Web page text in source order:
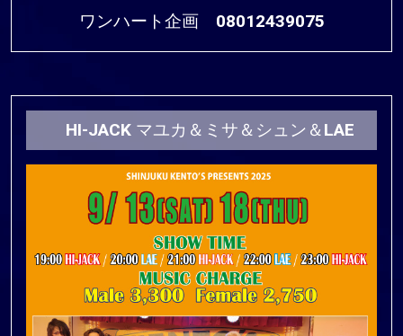
ワンハート企画 08012439075
HI-JACK マユカ＆ミサ＆シュン＆LAE